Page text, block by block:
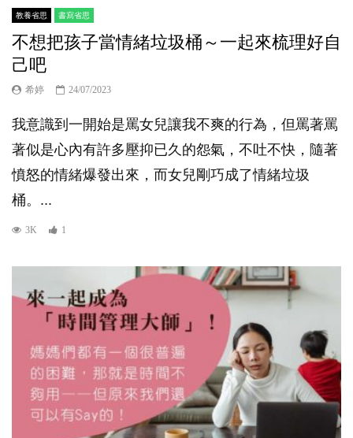
教養省思 書寫省思
不想把孩子當情緒垃圾桶～一起來梳理好自
己吧
希婷 24/07/2023
我意識到一開始是罵女兒讓我不爽的行為，但罵著罵
著似是心內有許多壓抑已久的怨氣，不吐不快，隨著
憤怒的情緒爆發出來，而女兒剛巧成了情緒垃圾
桶。...
3K 1